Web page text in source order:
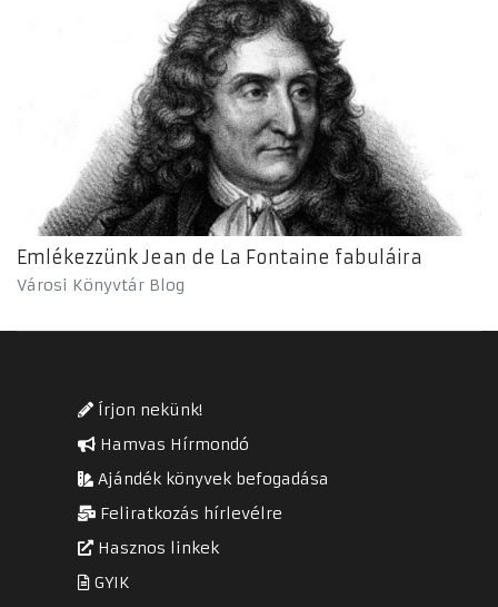
Emlékezzünk Jean de La Fontaine fabuláira
Városi Könyvtár Blog
Írjon nekünk!
Hamvas Hírmondó
Ajándék könyvek befogadása
Feliratkozás hírlevélre
Hasznos linkek
GYIK